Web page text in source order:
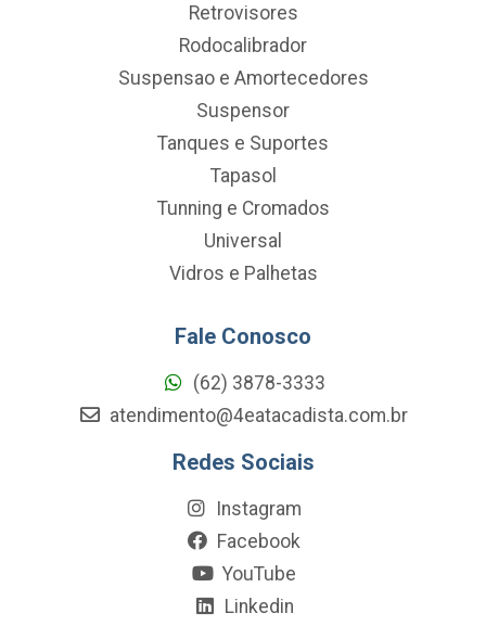
Retrovisores
Rodocalibrador
Suspensao e Amortecedores
Suspensor
Tanques e Suportes
Tapasol
Tunning e Cromados
Universal
Vidros e Palhetas
Fale Conosco
(62) 3878-3333
atendimento@4eatacadista.com.br
Redes Sociais
Instagram
Facebook
YouTube
Linkedin